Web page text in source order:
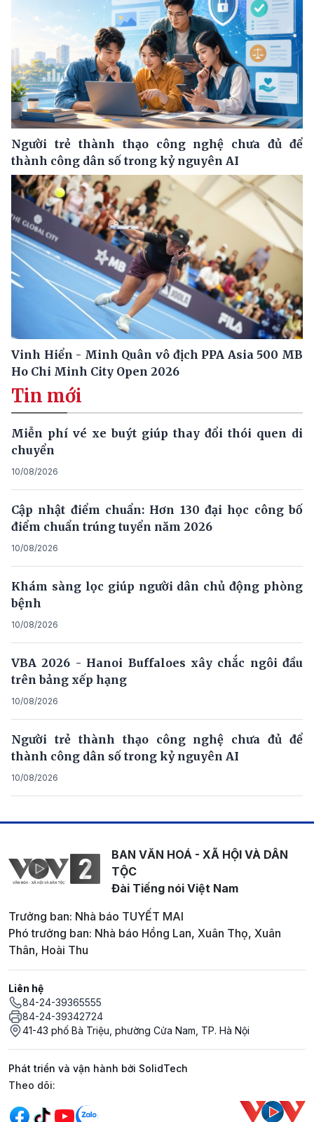
Người trẻ thành thạo công nghệ chưa đủ để
thành công dân số trong kỷ nguyên AI
Vinh Hiển - Minh Quân vô địch PPA Asia 500 MB
Ho Chi Minh City Open 2026
Tin mới
Miễn phí vé xe buýt giúp thay đổi thói quen di
chuyển
10/08/2026
Cập nhật điểm chuẩn: Hơn 130 đại học công bố
điểm chuẩn trúng tuyển năm 2026
10/08/2026
Khám sàng lọc giúp người dân chủ động phòng
bệnh
10/08/2026
VBA 2026 - Hanoi Buffaloes xây chắc ngôi đầu
trên bảng xếp hạng
10/08/2026
Người trẻ thành thạo công nghệ chưa đủ để
thành công dân số trong kỷ nguyên AI
10/08/2026
BAN VĂN HOÁ - XÃ HỘI VÀ DÂN
TỘC
Đài Tiếng nói Việt Nam
Trưởng ban: Nhà báo TUYẾT MAI
Phó trưởng ban: Nhà báo Hồng Lan, Xuân Thọ, Xuân
Thân, Hoài Thu
Liên hệ
84-24-39365555
84-24-39342724
41-43 phố Bà Triệu, phường Cửa Nam, TP. Hà Nội
Phát triển và vận hành bởi SolidTech
Mạng xã hội
Theo dõi: